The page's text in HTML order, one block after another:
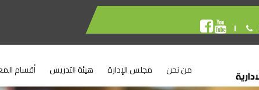
أقسام هيئة التدريس مجلس الإدارة من نحن